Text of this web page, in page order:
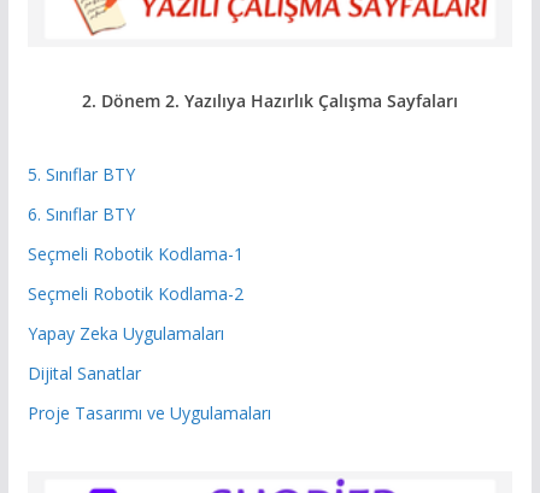
2. Dönem 2. Yazılıya Hazırlık Çalışma Sayfaları
5. Sınıflar BTY
6. Sınıflar BTY
Seçmeli Robotik Kodlama-1
Seçmeli Robotik Kodlama-2
Yapay Zeka Uygulamaları
Dijital Sanatlar
Proje Tasarımı ve Uygulamaları